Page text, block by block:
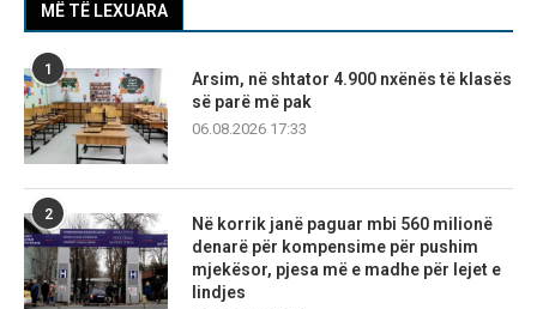
MË TË LEXUARA
1
Arsim, në shtator 4.900 nxënës të klasës
së parë më pak
06.08.2026 17:33
2
Në korrik janë paguar mbi 560 milionë
denarë për kompensime për pushim
mjekësor, pjesa më e madhe për lejet e
lindjes